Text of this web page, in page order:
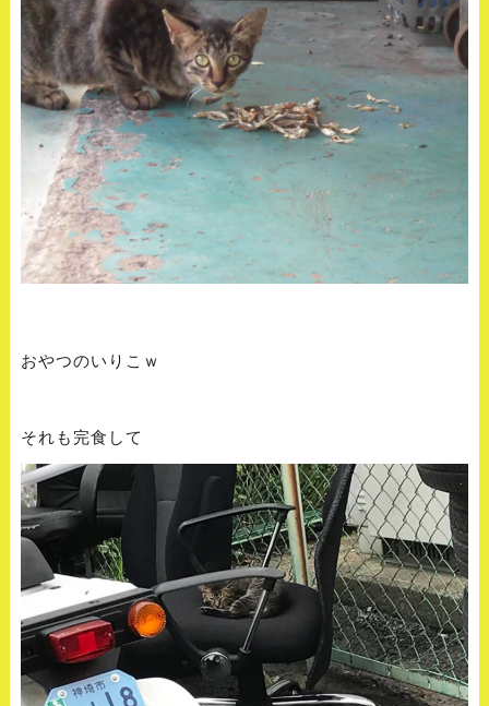
おやつのいりこｗ
それも完食して